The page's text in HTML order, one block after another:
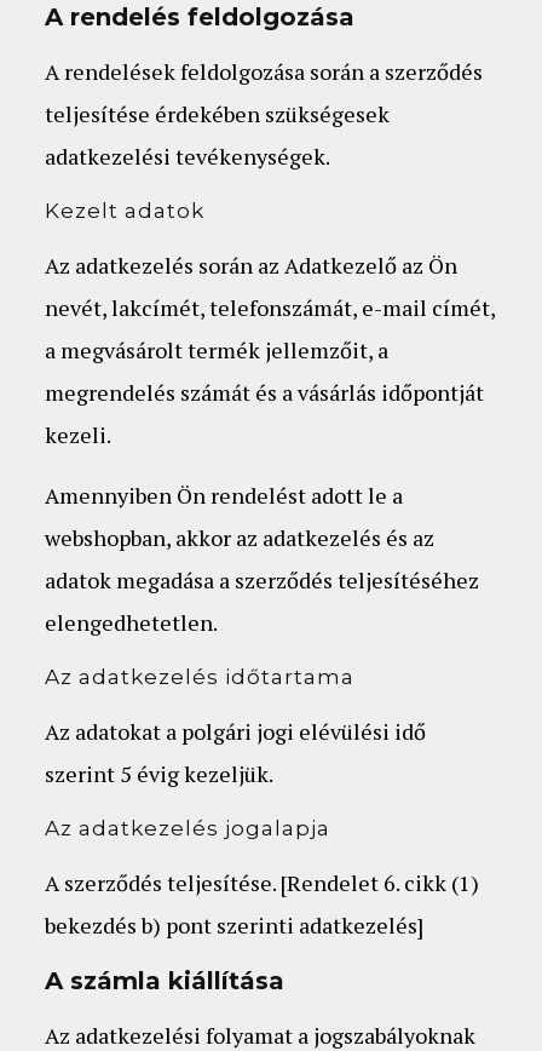
A rendelés feldolgozása
A rendelések feldolgozása során a szerződés
teljesítése érdekében szükségesek
adatkezelési tevékenységek.
Kezelt adatok
Az adatkezelés során az Adatkezelő az Ön
nevét, lakcímét, telefonszámát, e-mail címét,
a megvásárolt termék jellemzőit, a
megrendelés számát és a vásárlás időpontját
kezeli.
Amennyiben Ön rendelést adott le a
webshopban, akkor az adatkezelés és az
adatok megadása a szerződés teljesítéséhez
elengedhetetlen.
Az adatkezelés időtartama
Az adatokat a polgári jogi elévülési idő
szerint 5 évig kezeljük.
Az adatkezelés jogalapja
A szerződés teljesítése. [Rendelet 6. cikk (1)
bekezdés b) pont szerinti adatkezelés]
A számla kiállítása
Az adatkezelési folyamat a jogszabályoknak